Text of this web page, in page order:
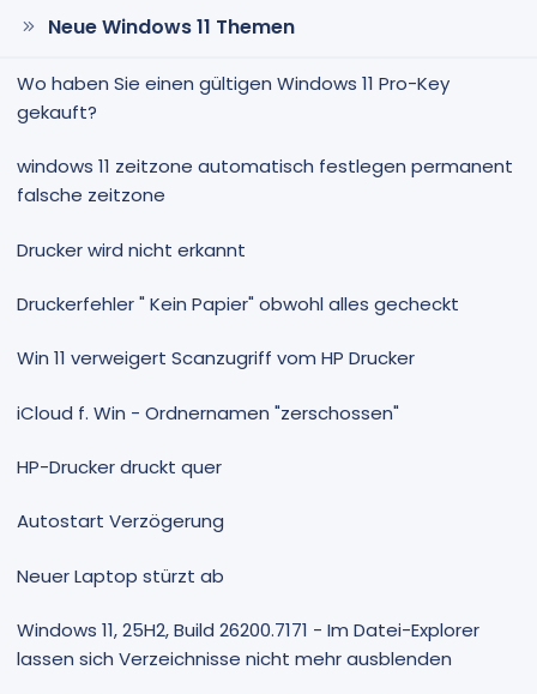
Neue Windows 11 Themen
Wo haben Sie einen gültigen Windows 11 Pro-Key
gekauft?
windows 11 zeitzone automatisch festlegen permanent
falsche zeitzone
Drucker wird nicht erkannt
Druckerfehler " Kein Papier" obwohl alles gecheckt
Win 11 verweigert Scanzugriff vom HP Drucker
iCloud f. Win - Ordnernamen "zerschossen"
HP-Drucker druckt quer
Autostart Verzögerung
Neuer Laptop stürzt ab
Windows 11, 25H2, Build 26200.7171 - Im Datei-Explorer
lassen sich Verzeichnisse nicht mehr ausblenden